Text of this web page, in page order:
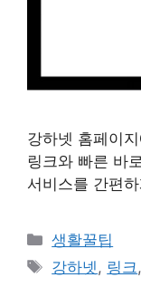
강하넷 홈페이
링크와 빠른 바
서비스를 간편
카
테
생활꿀팁
태
강하넷, 링크,